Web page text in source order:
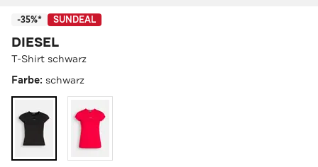
-35%* SUNDEAL
DIESEL
T-Shirt schwarz
Farbe: schwarz